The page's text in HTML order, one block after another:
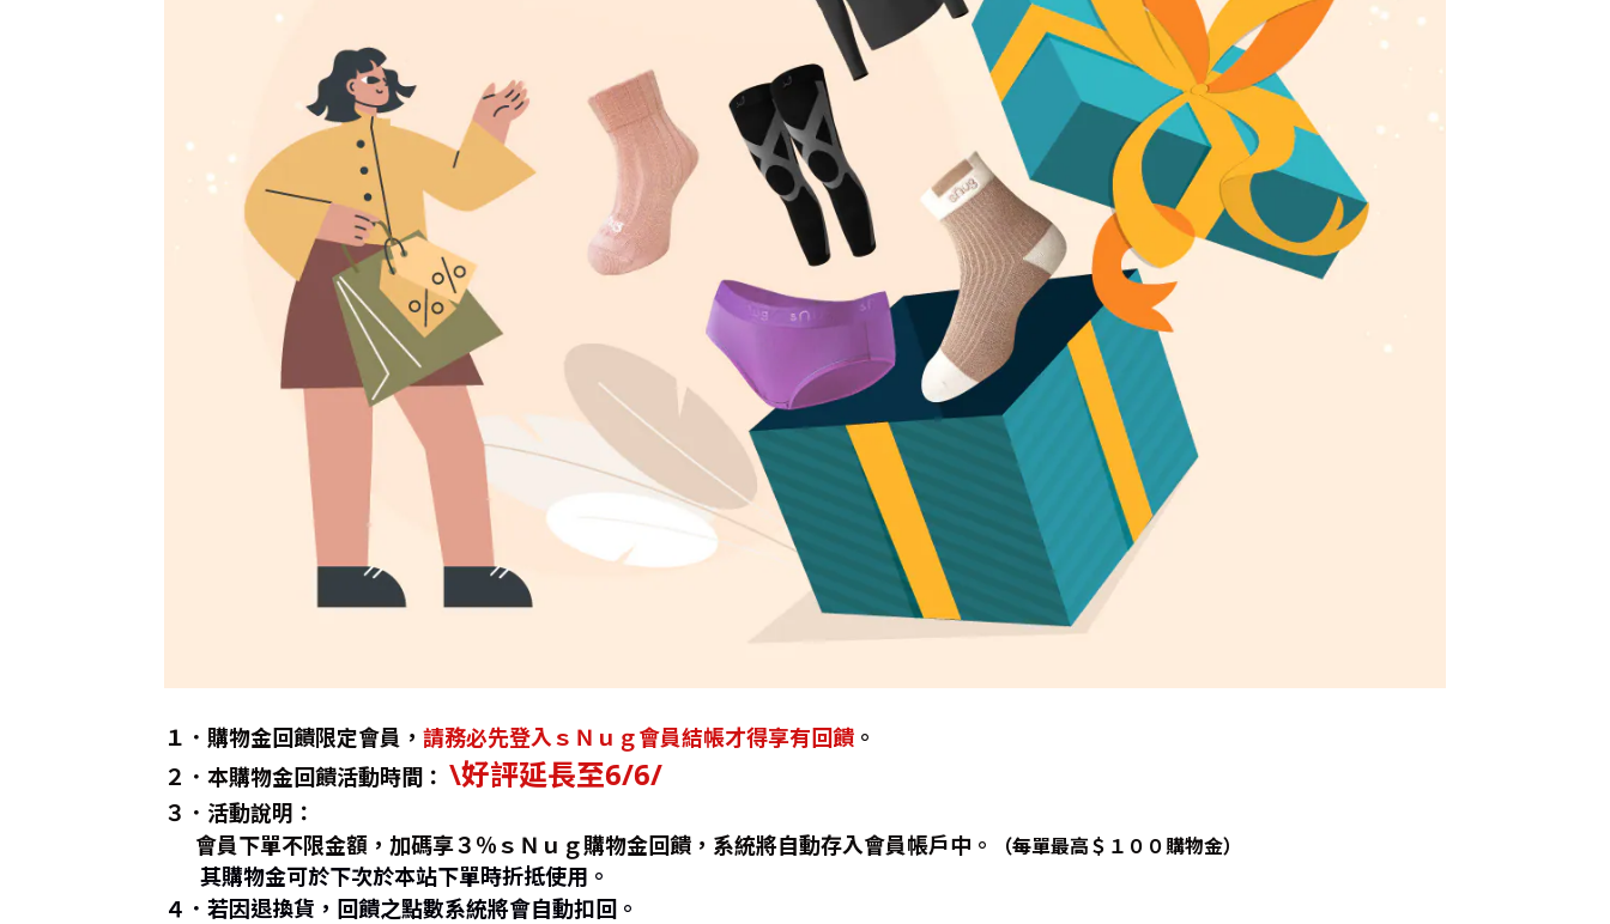
１．購物金回饋限定會員， 請務必先登入ｓＮｕｇ會員結帳才得享有回饋 。
２．本購物金回饋活動時間： \好評延長至6/6/
３．活動說明：
會員下單不限金額，加碼享３％ｓＮｕｇ購物金回饋，系統將自動存入會員帳戶中。
（每單最高＄１００購物金）
其購物金可於下次於本站下單時折抵使用。
４．若因退換貨，回饋之點數系統將會自動扣回。